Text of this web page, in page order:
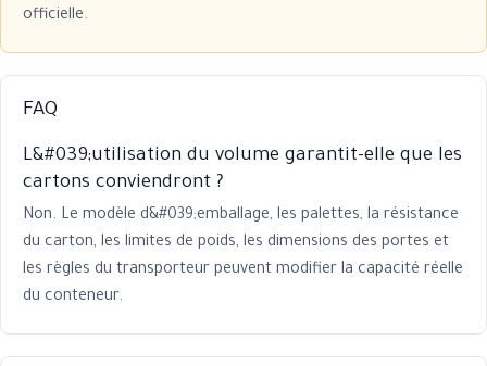
officielle.
FAQ
L&#039;utilisation du volume garantit-elle que les
cartons conviendront ?
Non. Le modèle d&#039;emballage, les palettes, la résistance
du carton, les limites de poids, les dimensions des portes et
les règles du transporteur peuvent modifier la capacité réelle
du conteneur.